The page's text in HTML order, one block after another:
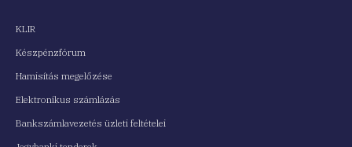
KLIR
Készpénzfórum
Hamisítás megelőzése
Elektronikus számlázás
Bankszámlavezetés üzleti feltételei